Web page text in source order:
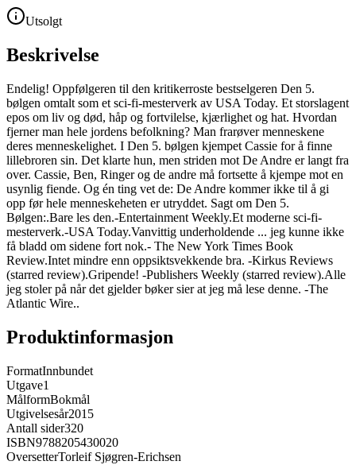
Utsolgt
Beskrivelse
Endelig! Oppfølgeren til den kritikerroste bestselgeren Den 5.
bølgen omtalt som et sci-fi-mesterverk av USA Today. Et storslagent
epos om liv og død, håp og fortvilelse, kjærlighet og hat. Hvordan
fjerner man hele jordens befolkning? Man frarøver menneskene
deres menneskelighet. I Den 5. bølgen kjempet Cassie for å finne
lillebroren sin. Det klarte hun, men striden mot De Andre er langt fra
over. Cassie, Ben, Ringer og de andre må fortsette å kjempe mot en
usynlig fiende. Og én ting vet de: De Andre kommer ikke til å gi
opp før hele menneskeheten er utryddet. Sagt om Den 5.
Bølgen:.Bare les den.-Entertainment Weekly.Et moderne sci-fi-
mesterverk.-USA Today.Vanvittig underholdende ... jeg kunne ikke
få bladd om sidene fort nok.- The New York Times Book
Review.Intet mindre enn oppsiktsvekkende bra. -Kirkus Reviews
(starred review).Gripende! -Publishers Weekly (starred review).Alle
jeg stoler på når det gjelder bøker sier at jeg må lese denne. -The
Atlantic Wire..
Produktinformasjon
FormatInnbundet
Utgave1
MålformBokmål
Utgivelsesår2015
Antall sider320
ISBN9788205430020
OversetterTorleif Sjøgren-Erichsen